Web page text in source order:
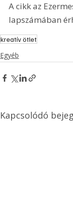
A cikk az
lapszámában
kreatív ötlet
Egyéb
Kapcsolódó